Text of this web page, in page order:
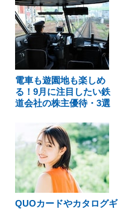
電車も遊園地も楽しめ
る！9月に注目したい鉄
道会社の株主優待・3選
QUOカードやカタログギ